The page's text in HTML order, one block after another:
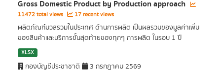
Gross Domestic Product by Production approach
11472 total views 17 recent views
ผลิตภัณฑ์มวลรวมในประเทศ ด้านการผลิต เป็นผลรวมของมูลค่าเพิ่ม
ของสินค้าและบริการขั้นสุดท้ายของทุกๆ การผลิต ในรอบ 1 ปี
XLSX
กองบัญชีประชาชาติ 3 กรกฎาคม 2569